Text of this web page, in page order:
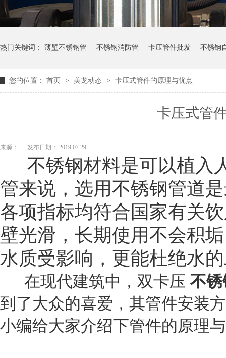
热门关键词： 薄壁不锈钢管 不锈钢消防管 卡压管件批发 不锈钢
您的位置： 首页 > 美龙动态 > 卡压式管件的原理与优点
卡压式管
来源： 发布日期： 2019.07.29
不锈钢材料是可以植入
管来说，选用不锈钢管道
各项指标均符合国家有关
壁光滑，长期使用不会积
水质受影响，更能杜绝水
在现代建筑中，双卡压 不
到了大众的喜爱，其管件安装
小编给大家介绍下管件的原理